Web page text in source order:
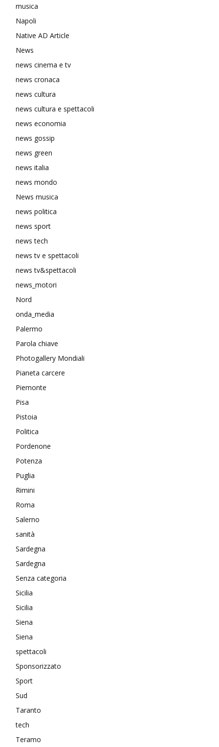
musica
Napoli
Native AD Article
News
news cinema e tv
news cronaca
news cultura
news cultura e spettacoli
news economia
news gossip
news green
news italia
news mondo
News musica
news politica
news sport
news tech
news tv e spettacoli
news tv&spettacoli
news_motori
Nord
onda_media
Palermo
Parola chiave
Photogallery Mondiali
Pianeta carcere
Piemonte
Pisa
Pistoia
Politica
Pordenone
Potenza
Puglia
Rimini
Roma
Salerno
sanità
Sardegna
Sardegna
Senza categoria
Sicilia
Sicilia
Siena
Siena
spettacoli
Sponsorizzato
Sport
Sud
Taranto
tech
Teramo